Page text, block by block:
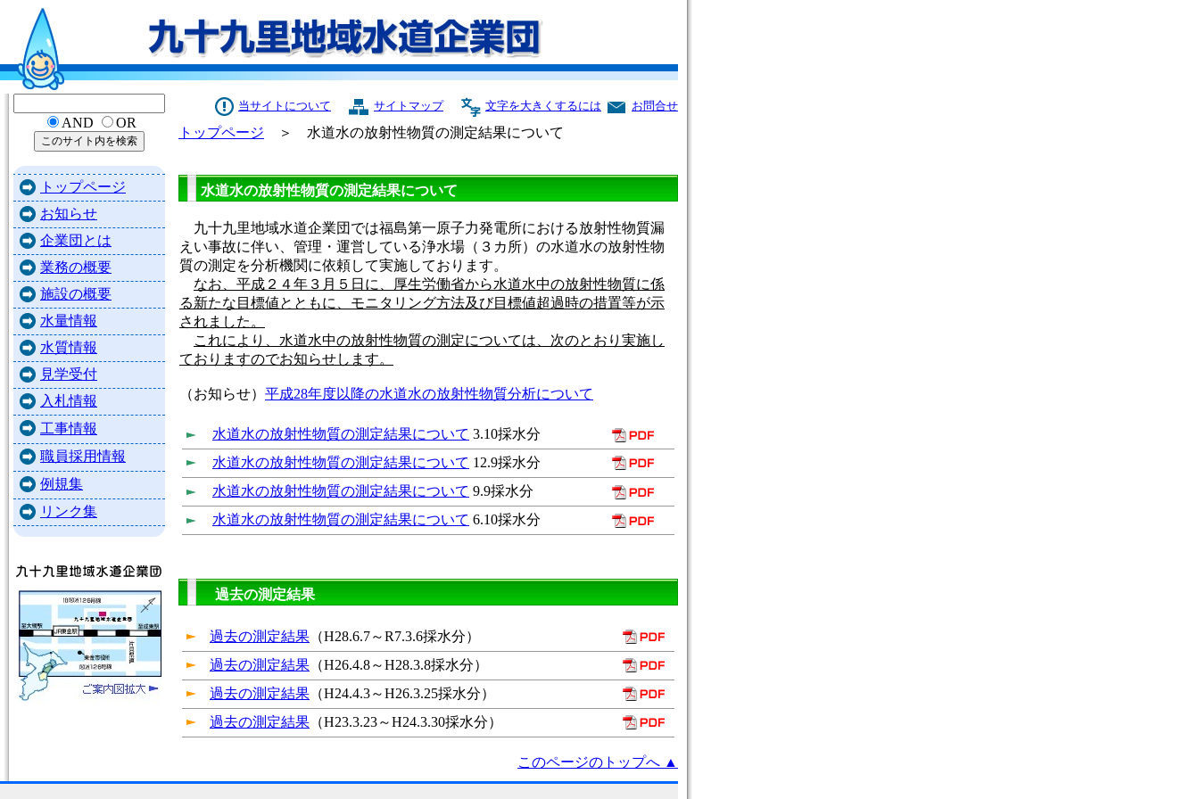
AND OR
トップページ
お知らせ
企業団とは
業務の概要
施設の概要
水量情報
水質情報
見学受付
入札情報
工事情報
職員採用情報
例規集
リンク集
当サイトについて サイトマップ 文字を大きくするには お問合せ
トップページ ＞ 水道水の放射性物質の測定結果について
水道水の放射性物質の測定結果について
九十九里地域水道企業団では福島第一原子力発電所における放射性物質漏
えい事故に伴い、管理・運営している浄水場（３カ所）の水道水の放射性物
質の測定を分析機関に依頼して実施しております。
なお、平成２４年３月５日に、厚生労働省から水道水中の放射性物質に係
る新たな目標値とともに、モニタリング方法及び目標値超過時の措置等が示
されました。
これにより、水道水中の放射性物質の測定については、次のとおり実施し
ておりますのでお知らせします。
（お知らせ） 平成28年度以降の水道水の放射性物質分析について
水道水の放射性物質の測定結果について 3.10採水分
水道水の放射性物質の測定結果について 12.9採水分
水道水の放射性物質の測定結果について 9.9採水分
水道水の放射性物質の測定結果について 6.10採水分
過去の測定結果
過去の測定結果 （H28.6.7～R7.3.6採水分）
過去の測定結果 （H26.4.8～H28.3.8採水分）
過去の測定結果 （H24.4.3～H26.3.25採水分）
過去の測定結果 （H23.3.23～H24.3.30採水分）
このページのトップへ ▲